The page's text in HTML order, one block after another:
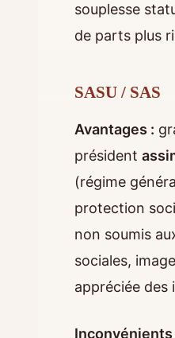
souplesse
de parts plus
SASU / SAS
Avantages :
président
(régime
protection
non soumis
sociales,
appréciée des
Inconvénients